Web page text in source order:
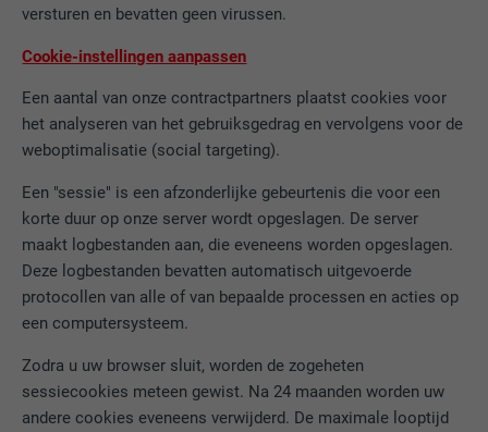
versturen en bevatten geen virussen.
Cookie-instellingen aanpassen
Een aantal van onze contractpartners plaatst cookies voor
het analyseren van het gebruiksgedrag en vervolgens voor de
weboptimalisatie (social targeting).
Een "sessie" is een afzonderlijke gebeurtenis die voor een
korte duur op onze server wordt opgeslagen. De server
maakt logbestanden aan, die eveneens worden opgeslagen.
Deze logbestanden bevatten automatisch uitgevoerde
protocollen van alle of van bepaalde processen en acties op
een computersysteem.
Zodra u uw browser sluit, worden de zogeheten
sessiecookies meteen gewist. Na 24 maanden worden uw
andere cookies eveneens verwijderd. De maximale looptijd